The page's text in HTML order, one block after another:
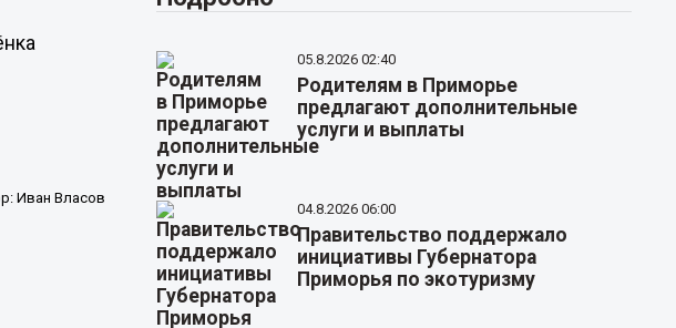
Иван Власов
05.8.2026 02:40
Родителям в Приморье
предлагают дополнительные
услуги и выплаты
04.8.2026 06:00
Правительство поддержало
инициативы Губернатора
Приморья по экотуризму